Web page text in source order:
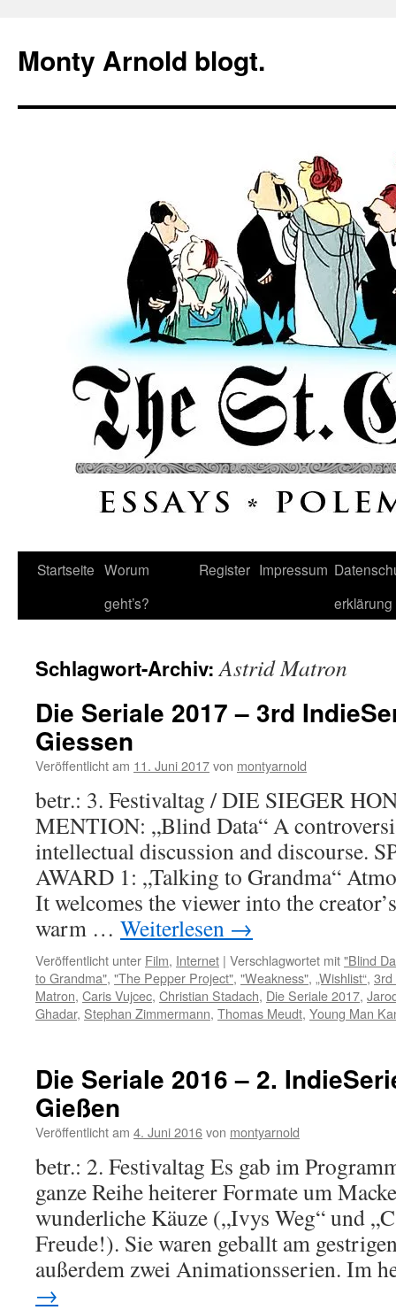
springen
Monty Arnold blogt.
Startseite Worum
geht’s?
Register Impressum
erklärung
Schlagwort-Archiv:Astrid Matron
Die Seriale 2017 – 3rd
Giessen
Veröffentlicht am 11. Juni 2017von montyarnold
betr.: 3. Festivaltag / DIE SIEGER
MENTION: „Blind Data“ A
intellectual discussion and discourse.
AWARD 1: „Talking to Grandma“
It welcomes the viewer into the
warm … Weiterlesen →
Veröffentlicht unter Film, Internet | Verschlagwortet mit"Blind
to Grandma", "The Pepper Project", "Weakness", „Wishlist“, 3rd
Matron, Caris Vujcec, Christian Stadach, Die Seriale 2017,
Ghadar, Stephan Zimmermann, Thomas Meudt, Young Man
Die Seriale 2016 – 2.
Gießen
Veröffentlicht am 4. Juni 2016von montyarnold
betr.: 2. Festivaltag Es gab im
ganze Reihe heiterer Formate um
wunderliche Käuze („Ivys Weg“ und
Freude!). Sie waren geballt am
außerdem zwei Animationsserien. Im
→